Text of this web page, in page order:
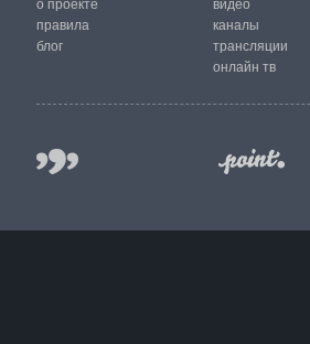
о проекте
правила
блог
видео
каналы
трансляции
онлайн тв